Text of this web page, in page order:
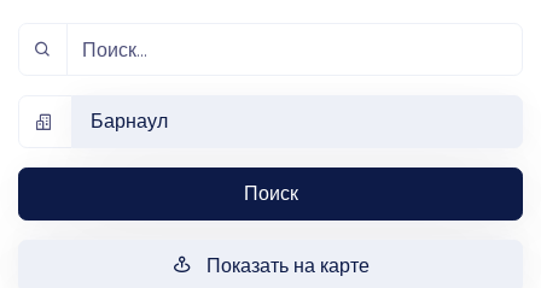
Барнаул
Поиск
Показать на карте